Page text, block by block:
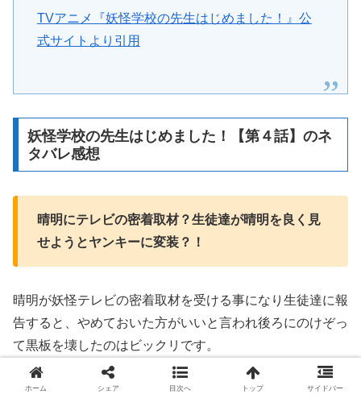
TVアニメ『妖怪学校の先生はじめました！』公
式サイトより引用
妖怪学校の先生はじめました！【第４話】のネ
タバレ感想
晴明にテレビの密着取材？生徒達が晴明を良く見
せようとヤンキーに変装？！
晴明が妖怪テレビの密着取材を受ける事になり生徒達に報
告すると、やめておいた方がいいと言われ後ろにのけぞっ
て黒板を壊したのはビックリです。
晴明は佐野からビビリのヘタレで制服フェチだから視聴者
ホーム シェア 目次へ トップ サイドバー